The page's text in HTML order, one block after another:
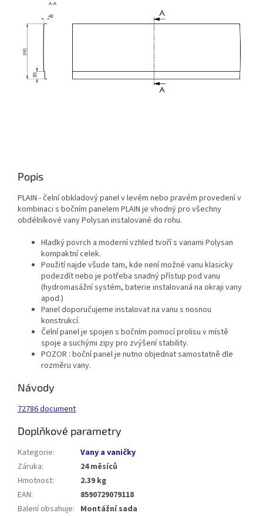
Popis
PLAIN - čelní obkladový panel v levém nebo pravém provedení v
kombinaci s bočním panelem PLAIN je vhodný pro všechny
obdélníkové vany Polysan instalované do rohu.
Hladký povrch a moderní vzhled tvoří s vanami Polysan
kompaktní celek.
Použití najde všude tam, kde není možné vanu klasicky
podezdít nebo je potřeba snadný přístup pod vanu
(hydromasážní systém, baterie instalovaná na okraji vany
apod.)
Panel doporučujeme instalovat na vanu s nosnou
konstrukcí.
Čelní panel je spojen s bočním pomocí prolisu v místě
spoje a suchými zipy pro zvýšení stability.
POZOR : boční panel je nutno objednat samostatně dle
rozměru vany.
Návody
72786 document
Doplňkové parametry
Kategorie:
Vany a vaničky
Záruka:
24 měsíců
Hmotnost:
2.39 kg
EAN:
8590729079118
Balení obsahuje: Montážní sada